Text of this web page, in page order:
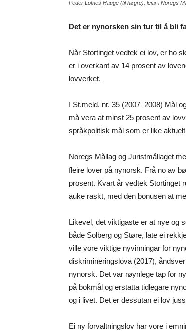
Peder Lofnes Hauge (til høgre), leiar i Noregs
Det er nynorsken sin tur til å bli
Når Stortinget vedtek ei lov, er ho
er i overkant av 14 prosent av
lovverket.
I St.meld. nr. 35 (2007–2008) Mål
må vera at minst 25 prosent av
språkpolitisk mål som er like
Noregs Mållag og Juristmållaget
fleire lover på nynorsk. Frå no av
prosent. Kvart år vedtek Stortinget
auke raskt, med den bonusen at
Likevel, det viktigaste er at nye og
både Solberg og Støre, late ei
ville vore viktige nyvinningar for
diskrimineringslova (2017),
nynorsk. Det var røynlege tap for
på bokmål og erstatta tidlegare
og i livet. Det er dessutan ei lov
Ei ny forvaltningslov har vore i